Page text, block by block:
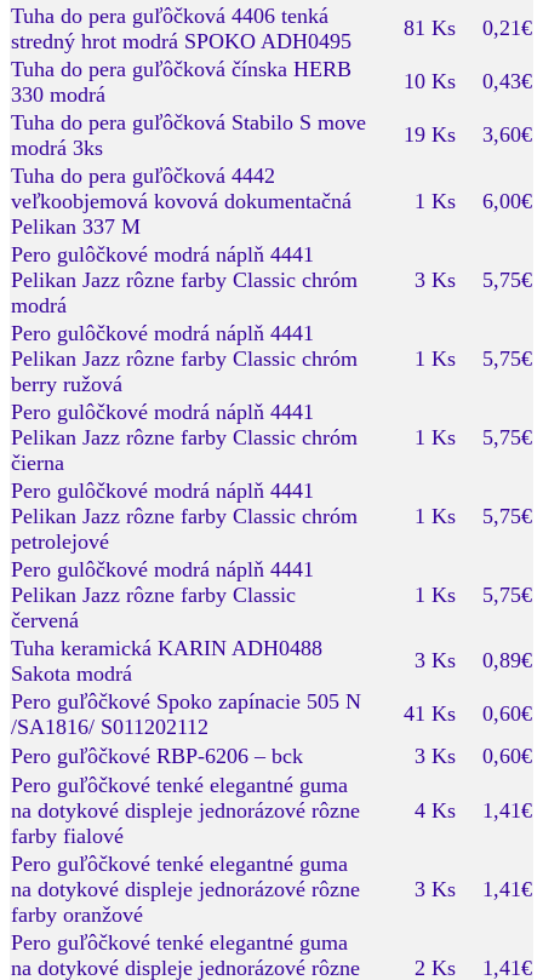
Tuha do pera guľôčková 4406 tenká
stredný hrot modrá SPOKO ADH0495
81 Ks
0,21€
Tuha do pera guľôčková čínska HERB
330 modrá
10 Ks
0,43€
Tuha do pera guľôčková Stabilo S move
modrá 3ks
19 Ks
3,60€
Tuha do pera guľôčková 4442
veľkoobjemová kovová dokumentačná
Pelikan 337 M
1 Ks 6,00€
Pero gulôčkové modrá náplň 4441
Pelikan Jazz rôzne farby Classic chróm
modrá
3 Ks 5,75€
Pero gulôčkové modrá náplň 4441
Pelikan Jazz rôzne farby Classic chróm
berry ružová
1 Ks 5,75€
Pero gulôčkové modrá náplň 4441
Pelikan Jazz rôzne farby Classic chróm
čierna
1 Ks 5,75€
Pero gulôčkové modrá náplň 4441
Pelikan Jazz rôzne farby Classic chróm
petrolejové
1 Ks 5,75€
Pero gulôčkové modrá náplň 4441
Pelikan Jazz rôzne farby Classic
červená
1 Ks 5,75€
Tuha keramická KARIN ADH0488
Sakota modrá
3 Ks
0,89€
Pero guľôčkové Spoko zapínacie 505 N
/SA1816/ S011202112
41 Ks
0,60€
Pero guľôčkové RBP-6206 – bck
3 Ks
0,60€
Pero guľôčkové tenké elegantné guma
na dotykové displeje jednorázové rôzne
farby fialové
4 Ks 1,41€
Pero guľôčkové tenké elegantné guma
na dotykové displeje jednorázové rôzne
farby oranžové
3 Ks 1,41€
Pero guľôčkové tenké elegantné guma
na dotykové displeje jednorázové rôzne
2 Ks 1,41€